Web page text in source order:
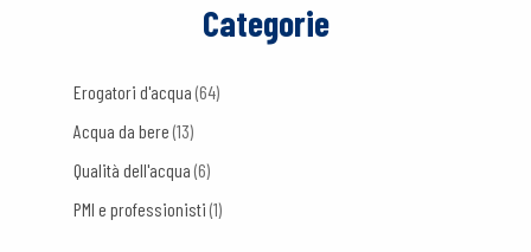
Categorie
Erogatori d'acqua(64)
Acqua da bere(13)
Qualità dell'acqua(6)
PMI e professionisti(1)